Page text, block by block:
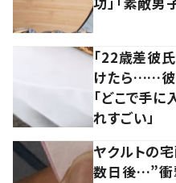
「22歳差彼
けたら……彼
「どこで手に
れすごい」
ヤクルトの
数日後…”衝